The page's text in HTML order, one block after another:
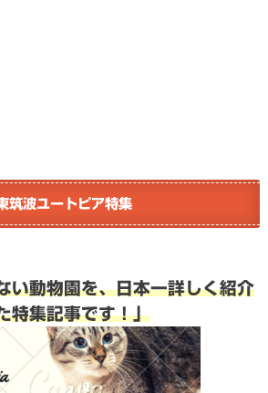
筑波ユートピア特集
い動物園を、日本一詳しく紹介
特集記事です！」